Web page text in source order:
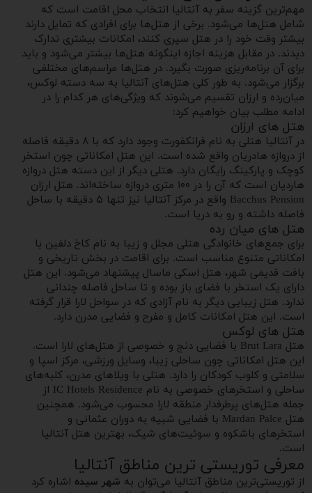
مهم‌ترین گزینه سفر به آنتالیا انتخاب محل اقامت است که
شامل هتل‌ها می‌شود. برخی از هتل‌ها برای افرادی که تمایل دارند
بیشتر وقت خود را در هتل سپری کنند، امکانات بیشتری تدارک
دیدند. در مقابل هزینه اجازه اینگونه هتل‌ها بیشتر می‌شود و باید
برای آن برنامه‌ریزی صورت بگیرد. در هتل‌ها مراسم‌های مختلفی
برگزار می‌شود. به طور کلی هتل‌های آنتالیا به سه دسته لوکس،
میان‌رده و ارزان تقسیم می‌شوند که ویژگی‌های هر کدام را در
ادامه مطلب بیان خواهیم کرد:
هتل‌ های ارزان
در آنتالیا هتلی به نام فرانکفورت وجود دارد که با ۸ دقیقه فاصله
از دروازه هادریان واقع شده است. این هتل امکاناتی چون استخر
کوچک و پارکینگ رایگان دارد. هتلی دیگر از این دسته هتل دروازه
هاردیان است که آن را در ۱۰۰ متری دروازه ساخته‌اند. هتل ارزان
Bacchus Pension واقع در مرکز آنتالیا نیز تنها ۵ دقیقه با ساحل
فاصله داشته و رو به دریا است.
هتل های میان‌ رده
برای جمع‌های خانوادگی هتلی مجلل و زیبا به نام کاخ دلفین با
امکاناتی متنوع مناسب است. برای اقامت در بخش تاریخی و
بافت قدیمی شهر، هتل اسکی ماسال پیشنهاد می‌شود. این هتل
دارای یک استخر با فضای باز بوده و تا ساحل فاصله چندانی
ندارد. هتل زیبایی دیگر به نام آزادی که در سواحل لارا قرار گرفته
است. این هتل امکانات کامل و مفرح و فضایی مدرن دارد.
هتل‌ های لوکس
هتل Brut Lara با فضایی دنج و خصوصی از هتل‌های لارا است.
این هتل امکاناتی چون ساحلی زیبا، وسایل ورزشی، مرکز اسپا و
سلامتی و کلوب کودکان را دارد. هتلی با ویلاهای مدرن، کلبه‌های
ساحلی و استخرهای خصوصی به نام IC Hotels Residence از
جمله هتل‌های پرطرفدار منطقه لارا محسوب می‌شود. همچنین
هتل Mardan Palce با فضایی شبیه به دوران عثمانی و
استخرهای باشکوه و سوئیت‌های شیک، بهترین هتل آنتالیا
است.
معرفی توریستی ترین مناطق آنتالیا
از توریستی‌ترین مناطق آنتالیا می‌توان به شهر سیده اشاره کرد